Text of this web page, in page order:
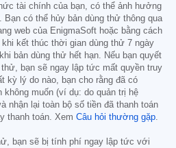
tài chính của bạn, có thể ảnh hưởng
Bạn có thể hủy bản dùng thử thông qua
web của EnigmaSoft hoặc bằng cách
kết thúc thời gian dùng thử 7 ngày
bản dùng thử hết hạn. Nếu bạn quyết
bạn sẽ ngay lập tức mất quyền truy
kỳ lý do nào, bạn cho rằng đã có
muốn (ví dụ: do quản trị hệ
nhận lại toàn bộ số tiền đã thanh toán
thanh toán. Xem Câu hỏi thường gặp
bạn sẽ bị tính phí ngay lập tức với